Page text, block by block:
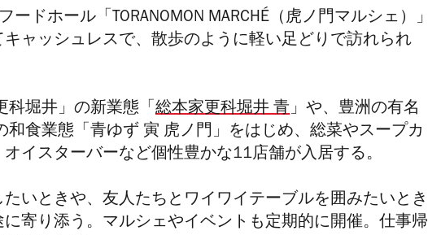
ードホール 「TORANOMON MARCHÉ（虎ノ門マルシェ）」
キャッシュレスで、散歩のように軽い足どりで訪れられ
科堀井」 の新業態「 総本家更科堀井 青」 や、豊洲の有名
食業態「青ゆず 寅 虎ノ門」をはじめ、 総菜やスープカ
オイスターバーなど個性豊かな11店舗が入居する。
いときや、友人たちとワイワイテーブルを囲みたいとき
寄り添う。
マルシェやイベントも定期的に開催。仕事帰